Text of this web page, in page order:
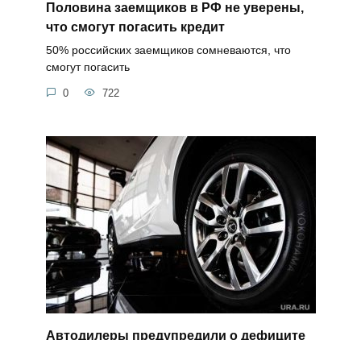
Половина заемщиков в РФ не уверены,
что смогут погасить кредит
50% российских заемщиков сомневаются, что
смогут погасить
0 722
Автодилеры предупредили о дефиците